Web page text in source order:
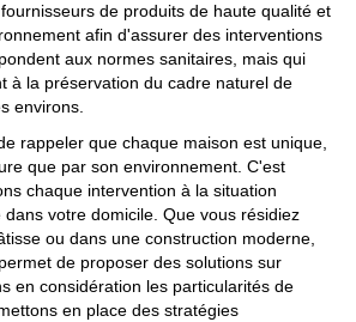
de produits de haute qualité et
afin d'assurer des interventions
aux normes sanitaires, mais qui
à la préservation du cadre naturel de
environs.
rappeler que chaque maison est unique,
que par son environnement. C'est
chaque intervention à la situation
votre domicile. Que vous résidiez
ou dans une construction moderne,
de proposer des solutions sur
en considération les particularités de
en place des stratégies